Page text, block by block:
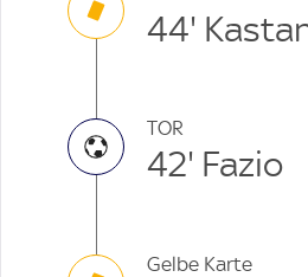
44'
TOR
42' Fazio
Gelbe Karte